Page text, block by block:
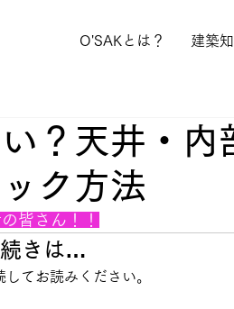
O'SAKとは？ 建築
？天井・内
ク方法
皆さん！！
きは…
てお読みください。